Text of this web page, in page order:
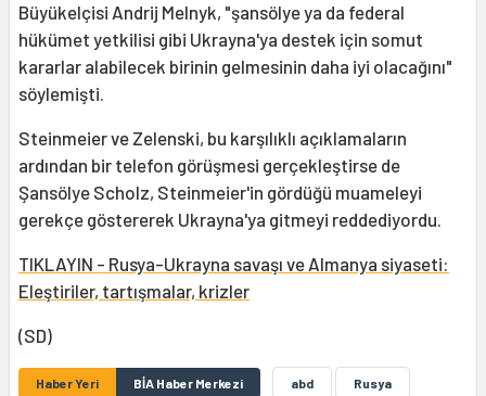
Büyükelçisi Andrij Melnyk, "şansölye ya da federal
hükümet yetkilisi gibi Ukrayna'ya destek için somut
kararlar alabilecek birinin gelmesinin daha iyi olacağını"
söylemişti.
Steinmeier ve Zelenski, bu karşılıklı açıklamaların
ardından bir telefon görüşmesi gerçekleştirse de
Şansölye Scholz, Steinmeier'in gördüğü muameleyi
gerekçe göstererek Ukrayna'ya gitmeyi reddediyordu.
TIKLAYIN - Rusya-Ukrayna savaşı ve Almanya siyaseti:
Eleştiriler, tartışmalar, krizler
(SD)
Haber Yeri BİA Haber Merkezi abd Rusya